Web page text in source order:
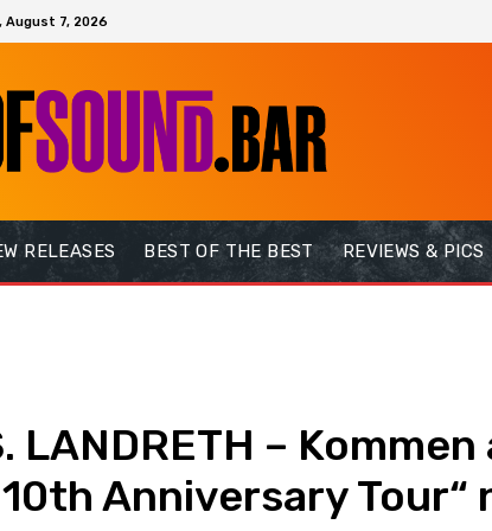
August 7, 2026
RELEASES BEST OF THE BEST REVIEWS & PICS
LANDRETH –
Anniversary Tour“